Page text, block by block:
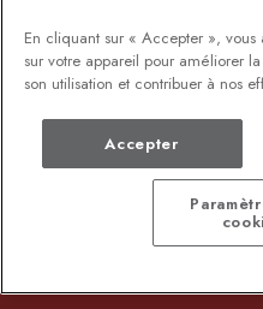
DEMANDE DE DOCUMENTS
En cliquant sur « Accepter »,
sur votre appareil pour améliorer
son utilisation et contribuer à nos
Accepter